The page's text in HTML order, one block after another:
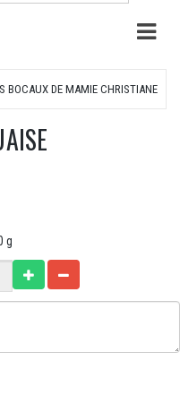
BOCAUX DE MAMIE CHRISTIANE
g